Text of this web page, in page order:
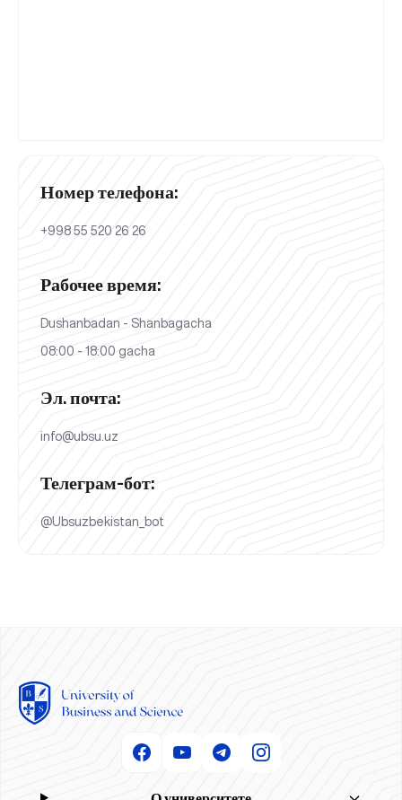
Номер телефона:
+998 55 520 26 26
Рабочее время:
Dushanbadan - Shanbagacha
08:00 - 18:00 gacha
Эл. почта:
info@ubsu.uz
Телеграм-бот:
@Ubsuzbekistan_bot